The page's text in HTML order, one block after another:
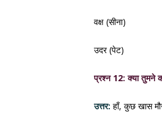
वक्ष (सीना)
उदर (पेट)
प्रश्न 12: क्या तुमने
उत्तर: हाँ, कुछ खास